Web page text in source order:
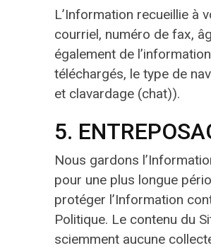
L’Information recueillie à
courriel, numéro de fax,
également de
téléchargés, le type de
et clavardage (chat)).
5.
Nous gardons
pour une plus longue
protéger l’Information
Politique. Le contenu du
sciemment aucune